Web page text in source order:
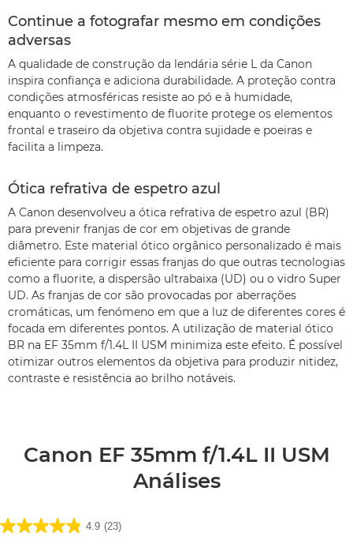
Continue a fotografar mesmo em condições
adversas
A qualidade de construção da lendária série L da Canon
inspira confiança e adiciona durabilidade. A proteção contra
condições atmosféricas resiste ao pó e à humidade,
enquanto o revestimento de fluorite protege os elementos
frontal e traseiro da objetiva contra sujidade e poeiras e
facilita a limpeza.
Ótica refrativa de espetro azul
A Canon desenvolveu a ótica refrativa de espetro azul (BR)
para prevenir franjas de cor em objetivas de grande
diâmetro. Este material ótico orgânico personalizado é mais
eficiente para corrigir essas franjas do que outras tecnologias
como a fluorite, a dispersão ultrabaixa (UD) ou o vidro Super
UD. As franjas de cor são provocadas por aberrações
cromáticas, um fenómeno em que a luz de diferentes cores é
focada em diferentes pontos. A utilização de material ótico
BR na EF 35mm f/1.4L II USM minimiza este efeito. É possível
otimizar outros elementos da objetiva para produzir nitidez,
contraste e resistência ao brilho notáveis.
Canon EF 35mm f/1.4L II USM
Análises
4.9 (23)
4.9